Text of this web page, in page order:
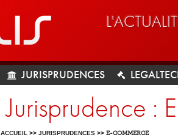
JURISPRUDENCES
Jurisprudence :
ACCUEIL >> JURISPRUDENCES >> E-COMMERCE